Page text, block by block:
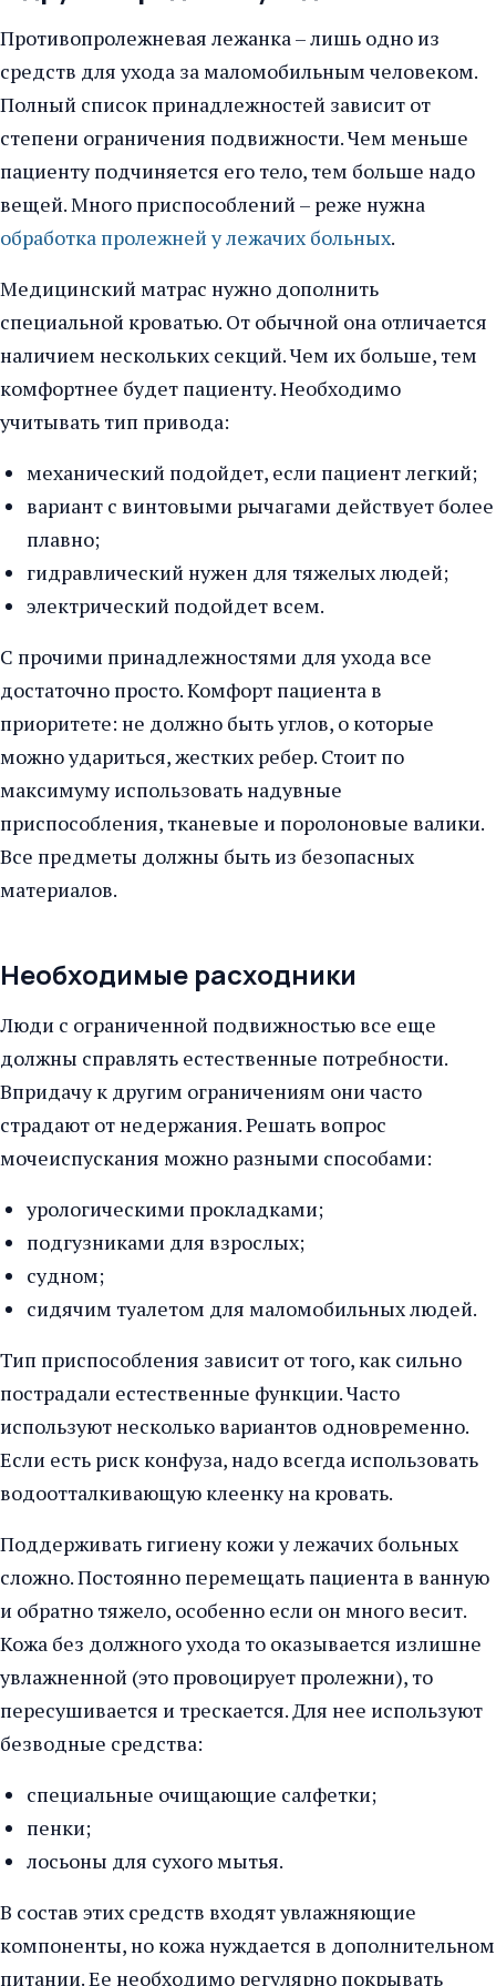
Противопролежневая лежанка – лишь одно из
средств для ухода за маломобильным человеком.
Полный список принадлежностей зависит от
степени ограничения подвижности. Чем меньше
пациенту подчиняется его тело, тем больше надо
вещей. Много приспособлений – реже нужна
обработка пролежней у лежачих больных.
Медицинский матрас нужно дополнить
специальной кроватью. От обычной она отличается
наличием нескольких секций. Чем их больше, тем
комфортнее будет пациенту. Необходимо
учитывать тип привода:
механический подойдет, если пациент легкий;
вариант с винтовыми рычагами действует более
плавно;
гидравлический нужен для тяжелых людей;
электрический подойдет всем.
С прочими принадлежностями для ухода все
достаточно просто. Комфорт пациента в
приоритете: не должно быть углов, о которые
можно удариться, жестких ребер. Стоит по
максимуму использовать надувные
приспособления, тканевые и поролоновые валики.
Все предметы должны быть из безопасных
материалов.
Необходимые расходники
Люди с ограниченной подвижностью все еще
должны справлять естественные потребности.
Впридачу к другим ограничениям они часто
страдают от недержания. Решать вопрос
мочеиспускания можно разными способами:
урологическими прокладками;
подгузниками для взрослых;
судном;
сидячим туалетом для маломобильных людей.
Тип приспособления зависит от того, как сильно
пострадали естественные функции. Часто
используют несколько вариантов одновременно.
Если есть риск конфуза, надо всегда использовать
водоотталкивающую клеенку на кровать.
Поддерживать гигиену кожи у лежачих больных
сложно. Постоянно перемещать пациента в ванную
и обратно тяжело, особенно если он много весит.
Кожа без должного ухода то оказывается излишне
увлажненной (это провоцирует пролежни), то
пересушивается и трескается. Для нее используют
безводные средства:
специальные очищающие салфетки;
пенки;
лосьоны для сухого мытья.
В состав этих средств входят увлажняющие
компоненты, но кожа нуждается в дополнительном
питании. Ее необходимо регулярно покрывать